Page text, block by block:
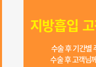
지방흡입
수술 후 기간별
수술 후 고객님